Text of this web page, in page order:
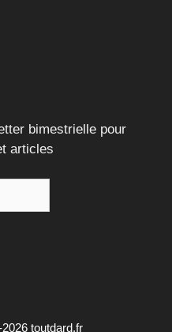
bimestrielle pour
articles
toutdard.fr